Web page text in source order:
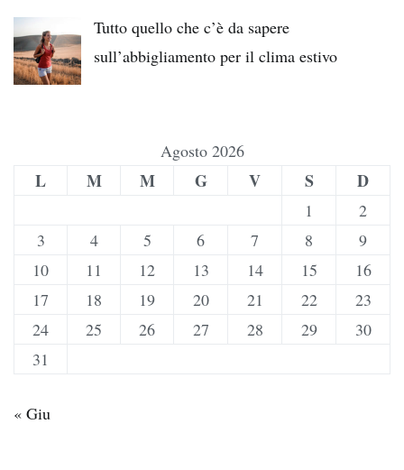
Tutto quello che c’è da sapere
sull’abbigliamento per il clima estivo
Agosto 2026
L M M G V S D
1
2
3
4 5 6 7 8
9
10
11 12 13 14 15
16
17
18 19 20 21 22
23
24
25 26 27 28 29
30
31
« Giu